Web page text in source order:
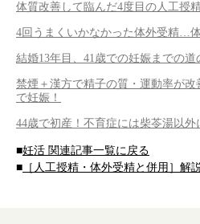
体質改善して臨んだ4度目の人工授
4回うまくいかなかった体外受精…
結婚13年目、41歳での妊娠までの道
禁煙＋漢方で精子の質・運動率が
で妊娠！
44歳で初産！不育症には柴苓湯以外
■妊活 関連記事一覧に戻る
■ ［人工授精・体外受精と併用］解